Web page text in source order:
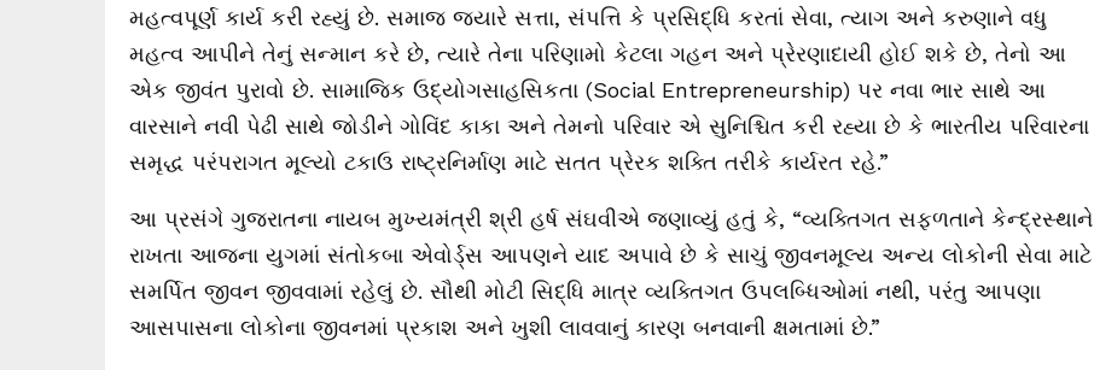
મહત્વપૂર્ણ કાર્ય કરી રહ્યું છે. સમાજ જ્યારે સત્તા, સંપત્તિ કે પ્રસિદ્ધિ કરતાં સેવા, ત્યાગ અને કરુણાને વધુ
મહત્વ આપીને તેનું સન્માન કરે છે, ત્યારે તેના પરિણામો કેટલા ગહન અને પ્રેરણાદાયી હોઈ શકે છે, તેનો આ
એક જીવંત પુરાવો છે. સામાજિક ઉદ્યોગસાહસિકતા (Social Entrepreneurship) પર નવા ભાર સાથે આ
વારસાને નવી પેઢી સાથે જોડીને ગોવિંદ કાકા અને તેમનો પરિવાર એ સુનિશ્ચિત કરી રહ્યા છે કે ભારતીય પરિવારના
સમૃદ્ધ પરંપરાગત મૂલ્યો ટકાઉ રાષ્ટ્રનિર્માણ માટે સતત પ્રેરક શક્તિ તરીકે કાર્યરત રહે.”
આ પ્રસંગે ગુજરાતના નાયબ મુખ્યમંત્રી શ્રી હર્ષ સંઘવીએ જણાવ્યું હતું કે, “વ્યક્તિગત સફળતાને કેન્દ્રસ્થાને
રાખતા આજના યુગમાં સંતોકબા એવોર્ડ્સ આપણને યાદ અપાવે છે કે સાચું જીવનમૂલ્ય અન્ય લોકોની સેવા માટે
સમર્પિત જીવન જીવવામાં રહેલું છે. સૌથી મોટી સિદ્ધિ માત્ર વ્યક્તિગત ઉપલબ્ધિઓમાં નથી, પરંતુ આપણા
આસપાસના લોકોના જીવનમાં પ્રકાશ અને ખુશી લાવવાનું કારણ બનવાની ક્ષમતામાં છે.”